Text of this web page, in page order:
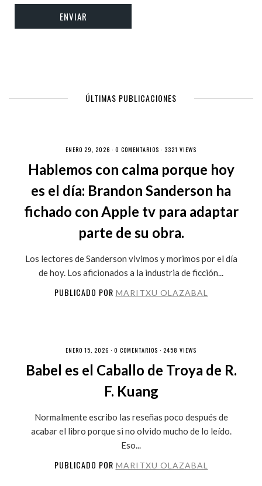
ÚLTIMAS PUBLICACIONES
ENERO 29, 2026 · 0 COMENTARIOS · 3321 VIEWS
Hablemos con calma porque hoy
es el día: Brandon Sanderson ha
fichado con Apple tv para adaptar
parte de su obra.
Los lectores de Sanderson vivimos y morimos por el día
de hoy. Los aficionados a la industria de ficción...
PUBLICADO POR MARITXU OLAZABAL
ENERO 15, 2026 · 0 COMENTARIOS · 2458 VIEWS
Babel es el Caballo de Troya de R.
F. Kuang
Normalmente escribo las reseñas poco después de
acabar el libro porque si no olvido mucho de lo leído.
Eso...
PUBLICADO POR MARITXU OLAZABAL